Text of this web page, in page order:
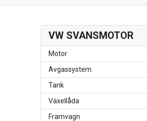
VW SVANSMOTOR
Motor
Avgassystem
Tank
Växellåda
Framvagn